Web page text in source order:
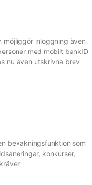
möjliggör inloggning även
med mobilt bankID
nu även utskrivna brev
bevakningsfunktion som
konkurser,